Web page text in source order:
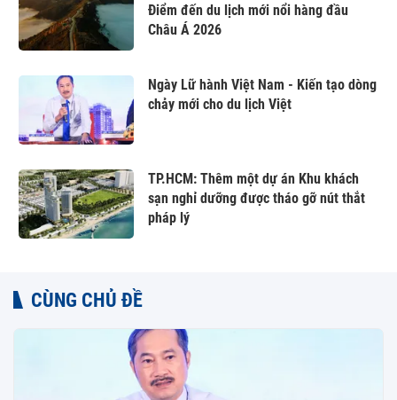
Điểm đến du lịch mới nổi hàng đầu
Châu Á 2026
Ngày Lữ hành Việt Nam - Kiến tạo dòng
chảy mới cho du lịch Việt
TP.HCM: Thêm một dự án Khu khách
sạn nghỉ dưỡng được tháo gỡ nút thắt
pháp lý
CÙNG CHỦ ĐỀ